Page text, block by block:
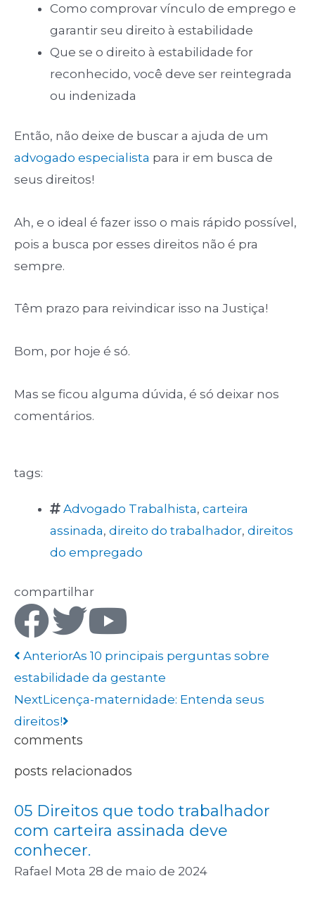
Como comprovar vínculo de emprego e
garantir seu direito à estabilidade
Que se o direito à estabilidade for
reconhecido, você deve ser reintegrada
ou indenizada
Então, não deixe de buscar a ajuda de um
advogado especialista para ir em busca de
seus direitos!
Ah, e o ideal é fazer isso o mais rápido possível,
pois a busca por esses direitos não é pra
sempre.
Têm prazo para reivindicar isso na Justiça!
Bom, por hoje é só.
Mas se ficou alguma dúvida, é só deixar nos
comentários.
tags:
Advogado Trabalhista, carteira
assinada, direito do trabalhador, direitos
do empregado
compartilhar
AnteriorAs 10 principais perguntas sobre
estabilidade da gestante
NextLicença-maternidade: Entenda seus
direitos!
comments
posts relacionados
05 Direitos que todo trabalhador
com carteira assinada deve
conhecer.
Rafael Mota 28 de maio de 2024